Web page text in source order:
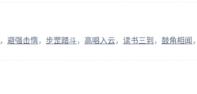
避强击惰 步罡踏斗 高唱入云 读书三到 鼓角相闻